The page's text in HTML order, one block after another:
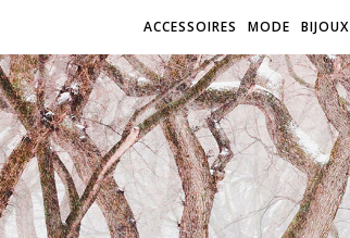
ACCESSOIRES MODE BIJOUX